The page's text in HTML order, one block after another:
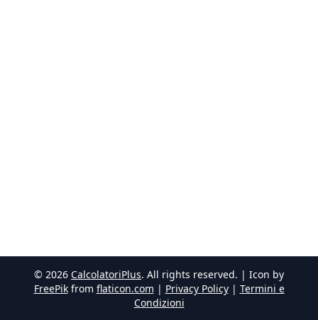
© 2026 CalcolatoriPlus. All rights reserved. | Icon by
FreePik from flaticon.com | Privacy Policy| Termini e
Condizioni